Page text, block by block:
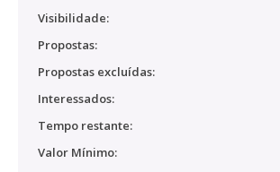
Visibilidade:
Propostas:
Propostas excluídas:
Interessados:
Tempo restante:
Valor Mínimo: